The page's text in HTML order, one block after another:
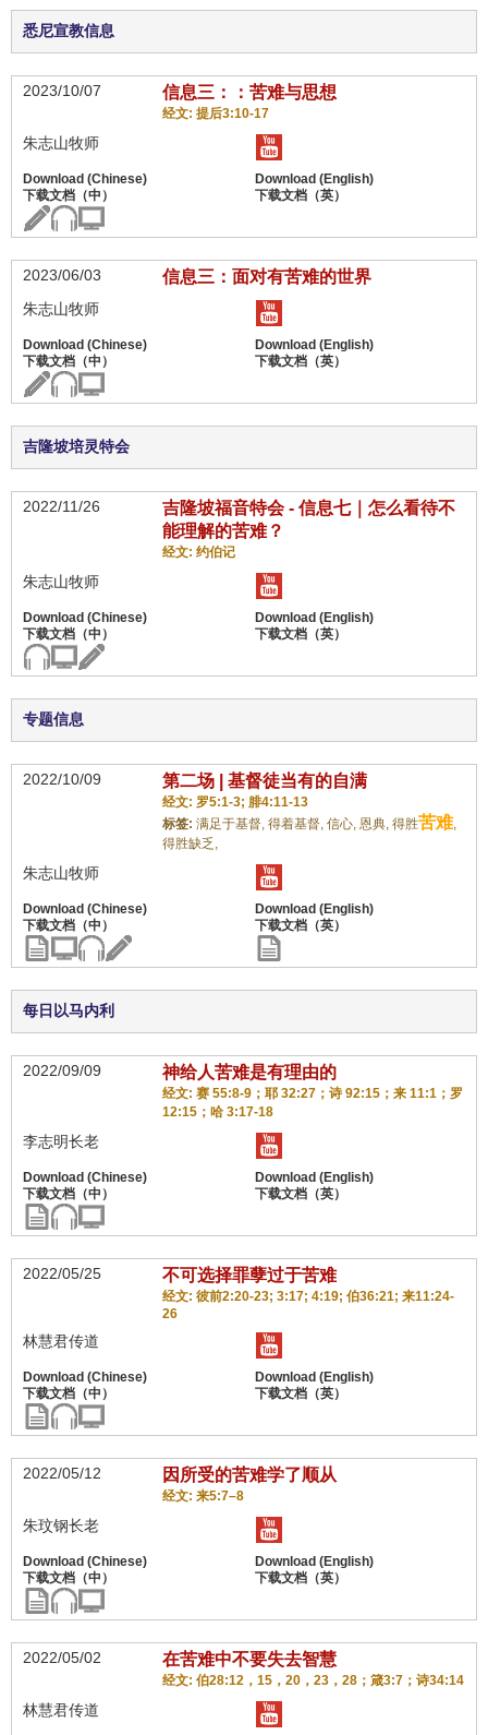
悉尼宣教信息
2023/10/07 信息三：：苦难与思想
经文: 提后3:10-17
朱志山牧师
2023/06/03 信息三：面对有苦难的世界
朱志山牧师
吉隆坡培灵特会
2022/11/26
吉隆坡福音特会 - 信息七｜怎么看待不
能理解的苦难？
经文: 约伯记
朱志山牧师
专题信息
2022/10/09 第二场 | 基督徒当有的自满
经文: 罗5:1-3; 腓4:11-13
标签: 满足于基督, 得着基督, 信心, 恩典, 得胜苦难,
得胜缺乏,
朱志山牧师
每日以马内利
2022/09/09 神给人苦难是有理由的
经文: 赛 55:8-9；耶 32:27；诗 92:15；来 11:1；罗
12:15；哈 3:17-18
李志明长老
2022/05/25 不可选择罪孽过于苦难
经文: 彼前2:20-23; 3:17; 4:19; 伯36:21; 来11:24-
26
林慧君传道
2022/05/12 因所受的苦难学了顺从
经文: 来5:7–8
朱玟钢长老
2022/05/02 在苦难中不要失去智慧
经文: 伯28:12，15，20，23，28；箴3:7；诗34:14
林慧君传道